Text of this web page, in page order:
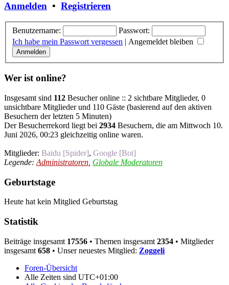
Anmelden • Registrieren
Benutzername:
Passwort:
Ich habe mein Passwort vergessen | Angemeldet bleiben
Wer ist online?
Insgesamt sind 112 Besucher online :: 2 sichtbare Mitglieder, 0
unsichtbare Mitglieder und 110 Gäste (basierend auf den aktiven
Besuchern der letzten 5 Minuten)
Der Besucherrekord liegt bei 2934 Besuchern, die am Mittwoch 10.
Juni 2026, 00:23 gleichzeitig online waren.
Mitglieder: Baidu [Spider], Google [Bot]
Legende: Administratoren Globale Moderatoren
Geburtstage
Heute hat kein Mitglied Geburtstag
Statistik
Beiträge insgesamt 17556 • Themen insgesamt 2354 • Mitglieder
insgesamt 658 • Unser neuestes Mitglied: Zoggeli
Foren-Übersicht
Alle Zeiten sind UTC+01:00